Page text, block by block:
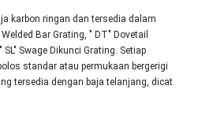
karbon ringan dan tersedia dalam
Bar Grating, " DT" Dovetail
Swage Dikunci Grating. Setiap
standar atau permukaan bergerigi
tersedia dengan baja telanjang, dicat